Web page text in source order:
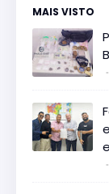
MAIS VISTO